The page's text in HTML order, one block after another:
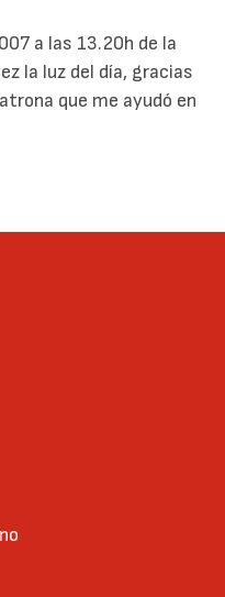
a las 13.20h de la
la luz del día, gracias
que me ayudó en